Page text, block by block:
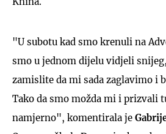
"U subotu kad smo krenuli na
smo u jednom dijelu vidjeli
zamislite da mi sada zaglavimo i
Tako da smo možda mi i prizvali
namjerno", komentirala je